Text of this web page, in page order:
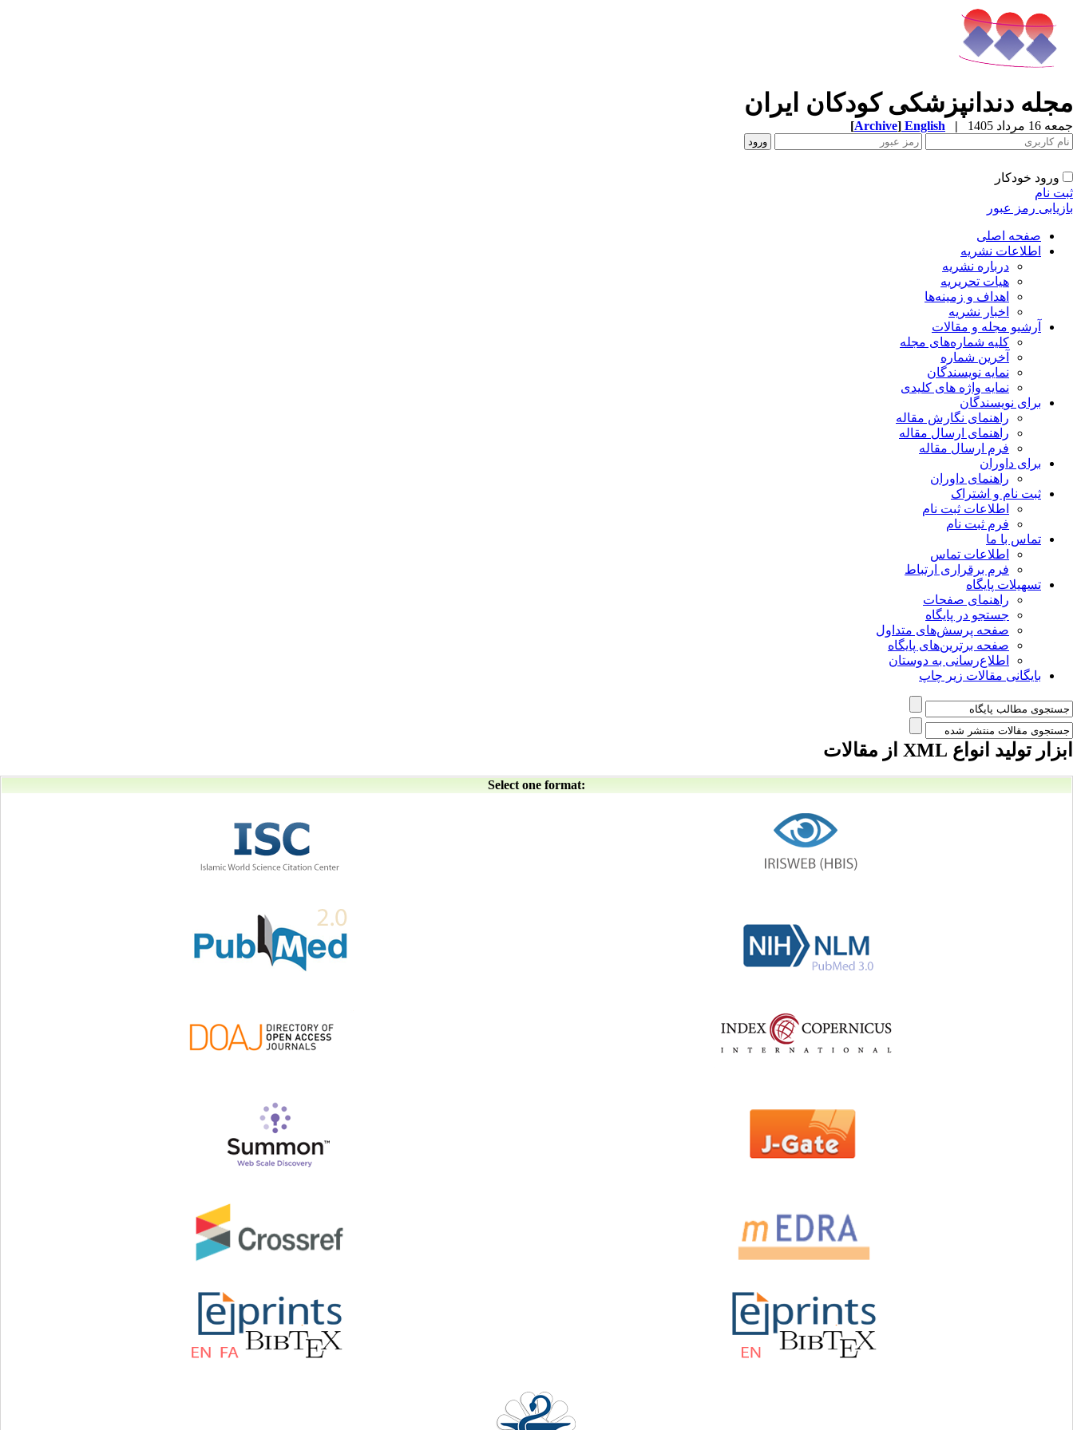
مجله دندانپزشکی کودکان ایران
جمعه 16 مرداد 1405 |
English
[Archive]
ورود خودکار
ثبت نام
بازیابی رمز عبور
صفحه اصلی
اطلاعات نشریه
درباره نشریه
هیات تحریریه
اهداف و زمینه‌ها
اخبار نشریه
آرشیو مجله و مقالات
کلیه شماره‌های مجله
آخرین شماره
نمایه نویسندگان
نمایه واژه های کلیدی
برای نویسندگان
راهنمای نگارش مقاله
راهنمای ارسال مقاله
فرم ارسال مقاله
برای داوران
راهنمای داوران
ثبت نام و اشتراک
اطلاعات ثبت نام
فرم ثبت نام
تماس با ما
اطلاعات تماس
فرم برقراری ارتباط
تسهیلات پایگاه
راهنمای صفحات
جستجو در پایگاه
صفحه پرسش‌های متداول
صفحه برترین‌های پایگاه
اطلاع‌رسانی به دوستان
بایگانی مقالات زیر چاپ
ابزار تولید انواع XML از مقالات
Select one format: